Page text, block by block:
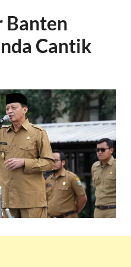
Banten
Cantik